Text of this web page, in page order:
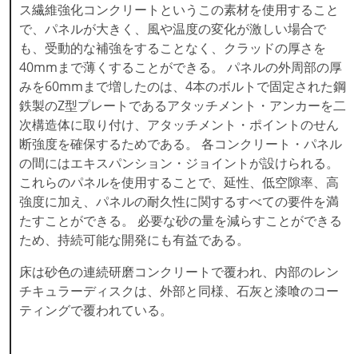
ス繊維強化コンクリートというこの素材を使用すること
で、パネルが大きく、風や温度の変化が激しい場合で
も、受動的な補強をすることなく、クラッドの厚さを
40mmまで薄くすることができる。 パネルの外周部の厚
みを60mmまで増したのは、4本のボルトで固定された鋼
鉄製のZ型プレートであるアタッチメント・アンカーを二
次構造体に取り付け、アタッチメント・ポイントのせん
断強度を確保するためである。 各コンクリート・パネル
の間にはエキスパンション・ジョイントが設けられる。
これらのパネルを使用することで、延性、低空隙率、高
強度に加え、パネルの耐久性に関するすべての要件を満
たすことができる。 必要な砂の量を減らすことができる
ため、持続可能な開発にも有益である。
床は砂色の連続研磨コンクリートで覆われ、内部のレン
チキュラーディスクは、外部と同様、石灰と漆喰のコー
ティングで覆われている。